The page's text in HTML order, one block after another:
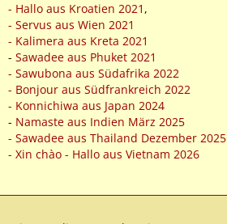
- Hallo aus Kroatien 2021 ,
- Servus aus Wien 2021
- Kalimera aus Kreta 2021
- Sawadee aus Phuket 2021
- Sawubona aus Südafrika 2022
- Bonjour aus Südfrankreich 2022
- Konnichiwa aus Japan 2024
- Namaste aus Indien März 2025
- Sawadee aus Thailand Dezember 2025
- Xin chào - Hallo aus Vietnam 2026